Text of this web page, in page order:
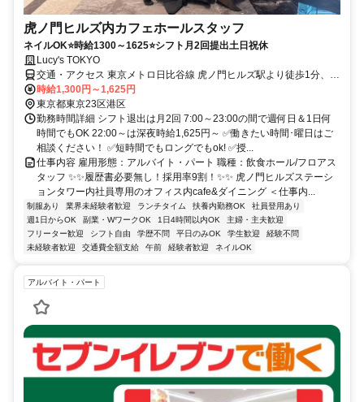
虎ノ門ヒルズ内カフェホールスタッフ
ネイルOK⭐時給1300～1625⭐シフト月2回提出土日祝休
Lucy's TOKYO
交通・アクセス 東京メトロ日比谷線 虎ノ門ヒルズ駅より徒歩1分、東
京メトロ銀座線 虎ノ門駅より徒歩5分
時給1,300円～1,625円
東京都東京23区港区
勤務時間詳細 シフト退出は月2回 7:00～23:00の間で週何日＆1日何
時間でもOK 22:00～は深夜時給1,625円～ ✅働きたい時間･曜日はご
相談ください！ ✅短時間でもロングでもok! ✅授...
仕事内容 雇用形態：アルバイト・パート 職種：飲食ホール/フロアス
タッフ ✨✨履歴書必要無し！採用率9割！✨✨ 虎ノ門ヒルズステーシ
ョンタワー内社員専用のオフィス内cafe&ダイニング ＜仕事内...
制服あり 業界未経験者歓迎 ランチタイム 扶養内勤務OK
社員登用あり
週1日からOK
副業・WワークOK 1日4時間以内OK
主婦・主夫歓迎
フリーター歓迎
シフト自由 学歴不問 平日のみOK 学生歓迎
経験不問
未経験者歓迎
交通費全額支給 午前 経験者歓迎 ネイルOK
アルバイト・パート